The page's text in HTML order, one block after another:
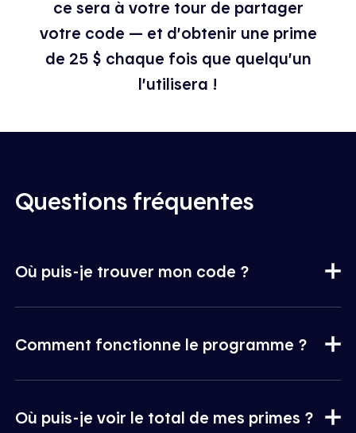
ce sera à votre tour de partager
votre code — et d’obtenir une prime
de 25 $ chaque fois que quelqu’un
l’utilisera !
Questions fréquentes
Où puis-je trouver mon code ?
Comment fonctionne le programme ?
Où puis-je voir le total de mes primes ?